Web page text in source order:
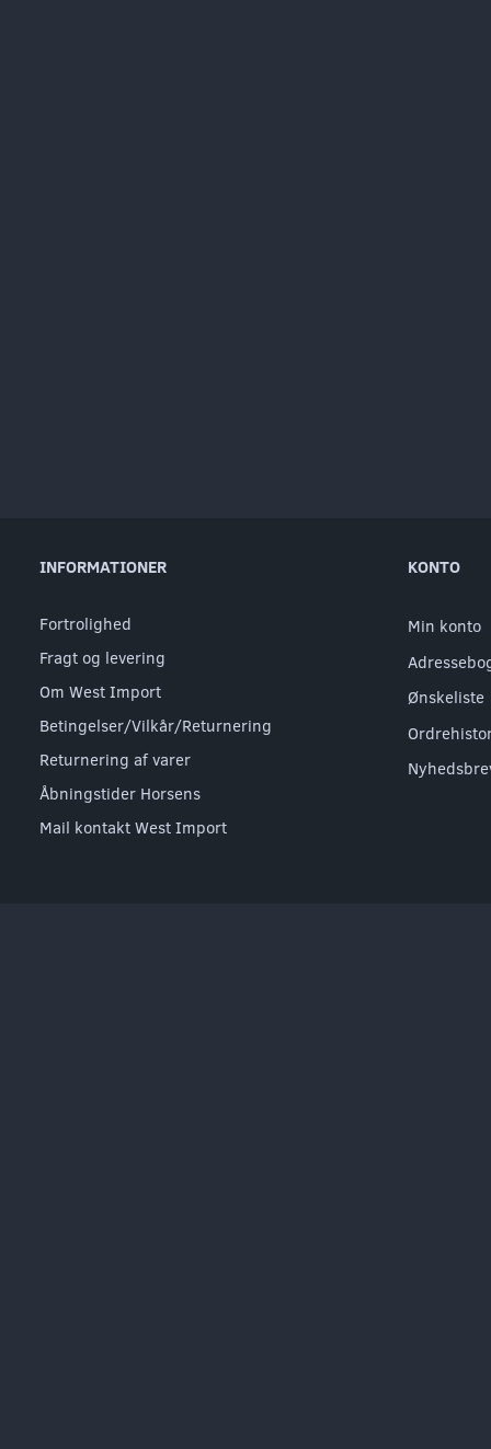
INFORMATIONER
Fortrolighed
Fragt og levering
Om West Import
Betingelser/Vilkår/Returnering
Returnering af varer
Åbningstider Horsens
Mail kontakt West Import
KONTO
Min konto
Ønskeliste